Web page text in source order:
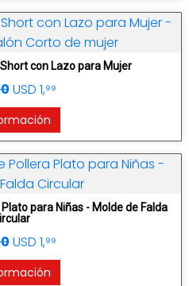
con Lazo para Mujer
USD 1,⁹⁹
para Niñas - Molde de Falda
USD 1,⁹⁹